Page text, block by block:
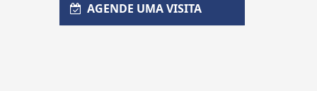
AGENDE UMA VISITA